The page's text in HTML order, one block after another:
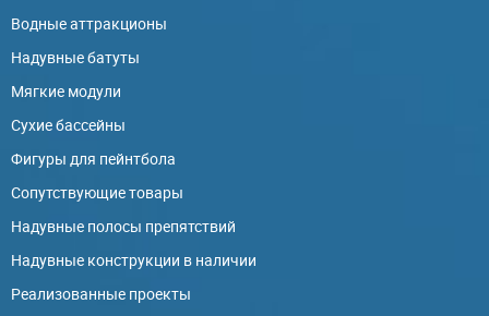
Водные аттракционы
Надувные батуты
Мягкие модули
Сухие бассейны
Фигуры для пейнтбола
Сопутствующие товары
Надувные полосы препятствий
Надувные конструкции в наличии
Реализованные проекты